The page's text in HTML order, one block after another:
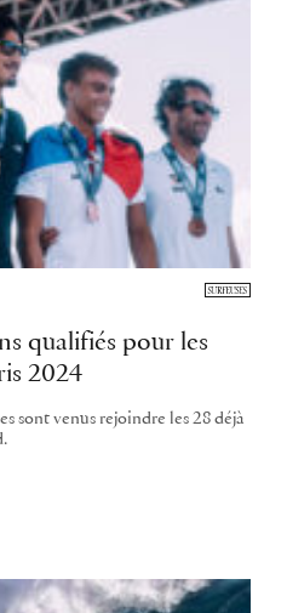
qualifiés pour les
2024
sont venus rejoindre les 28 déjà